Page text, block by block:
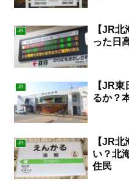
JR
【JR
った日
JR
【JR
るか？
JR
【JR
い？北
住民